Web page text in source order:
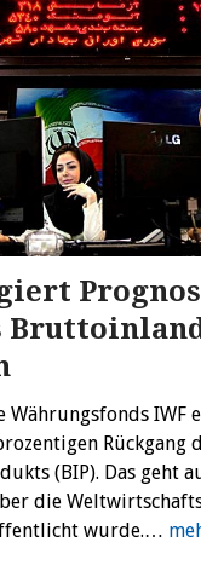
Währungsfonds IWF
Rückgang
(BIP). Das geht
die
wurde.…